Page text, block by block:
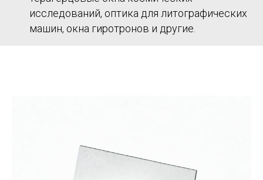
исследований, оптика для литографических
машин, окна гиротронов и другие.